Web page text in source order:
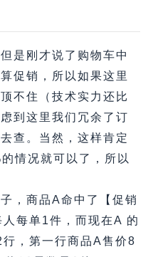
是刚才说了购物车中
促销，所以如果这里
不住（技术实力还比
到这里我们冗余了订
查。当然，这样肯定
情况就可以了，所以
，商品A命中了【促销
每单1件，而现在A 的
，第一行商品A售价8